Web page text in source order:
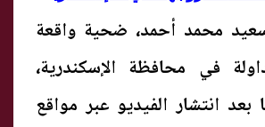
محمد أحمد، ضحية واقعة
في محافظة الإسكندرية،
بعد انتشار الفيديو عبر مواقع